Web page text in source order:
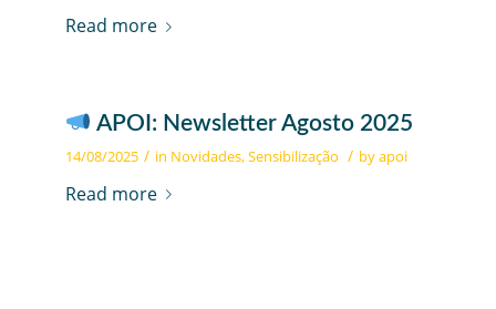
Read more
APOI: Newsletter Agosto 2025
14/08/2025 / in Novidades,Sensibilização / byapoi
Read more